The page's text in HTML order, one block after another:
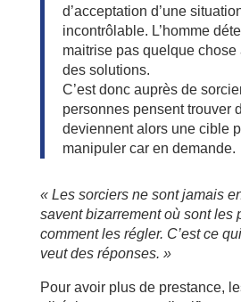
d’acceptation d’une
incontrôlable. L’homme
maitrise pas quelque
des solutions.
C’est donc auprès de
personnes pensent trouver
deviennent alors une cible
manipuler car en demande.
« Les sorciers ne sont jamais
savent bizarrement où sont les
comment les régler. C’est ce
veut des réponses. »
Pour avoir plus de prestance,